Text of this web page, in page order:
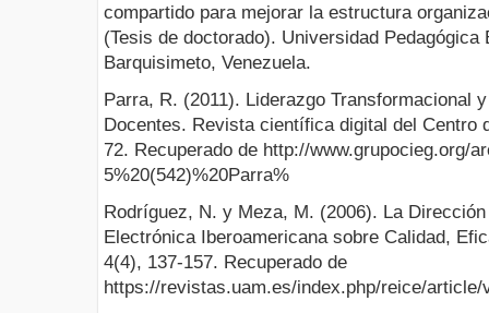
compartido para mejorar la estructura
(Tesis de doctorado). Universidad Pedagógica
Barquisimeto, Venezuela.
Parra, R. (2011). Liderazgo Transformacional
Docentes. Revista científica digital del Centro
72. Recuperado de http://www.grupocieg.org/
5%20(542)%20Parra%
Rodríguez, N. y Meza, M. (2006). La
Electrónica Iberoamericana sobre Calidad,
4(4), 137-157. Recuperado de
https://revistas.uam.es/index.php/reice/article/